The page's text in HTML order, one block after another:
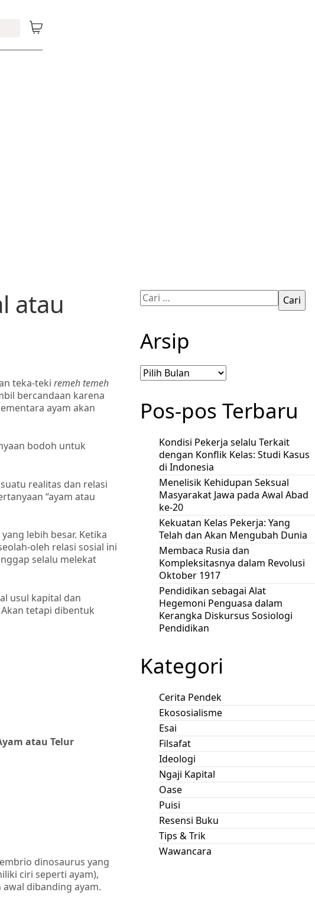
atau
teka-teki remeh temeh
bercandaan karena
ayam akan
bodoh untuk
realitas dan relasi
“ayam atau
lebih besar. Ketika
oleh relasi sosial ini
selalu melekat
usul kapital dan
tetapi dibentuk
atau Telur
dinosaurus yang
ciri seperti ayam),
dibanding ayam.
Cari
untuk:
Arsip
Arsip
Pos-pos Terbaru
Kondisi Pekerja selalu Terkait
dengan Konflik Kelas: Studi Kasus
di Indonesia
Menelisik Kehidupan Seksual
Masyarakat Jawa pada Awal Abad
ke-20
Kekuatan Kelas Pekerja: Yang
Telah dan Akan Mengubah Dunia
Membaca Rusia dan
Kompleksitasnya dalam Revolusi
Oktober 1917
Pendidikan sebagai Alat
Hegemoni Penguasa dalam
Kerangka Diskursus Sosiologi
Pendidikan
Kategori
Cerita Pendek
Ekososialisme
Esai
Filsafat
Ideologi
Ngaji Kapital
Oase
Puisi
Resensi Buku
Tips & Trik
Wawancara